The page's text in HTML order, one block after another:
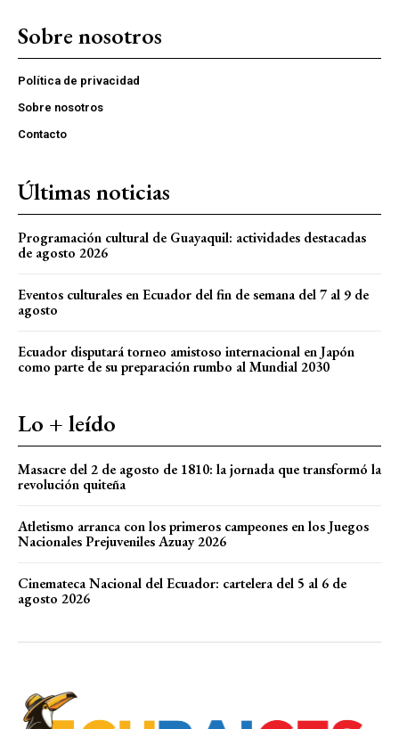
Sobre nosotros
Política de privacidad
Sobre nosotros
Contacto
Últimas noticias
Programación cultural de Guayaquil: actividades destacadas
de agosto 2026
Eventos culturales en Ecuador del fin de semana del 7 al 9 de
agosto
Ecuador disputará torneo amistoso internacional en Japón
como parte de su preparación rumbo al Mundial 2030
Lo + leído
Masacre del 2 de agosto de 1810: la jornada que transformó la
revolución quiteña
Atletismo arranca con los primeros campeones en los Juegos
Nacionales Prejuveniles Azuay 2026
Cinemateca Nacional del Ecuador: cartelera del 5 al 6 de
agosto 2026